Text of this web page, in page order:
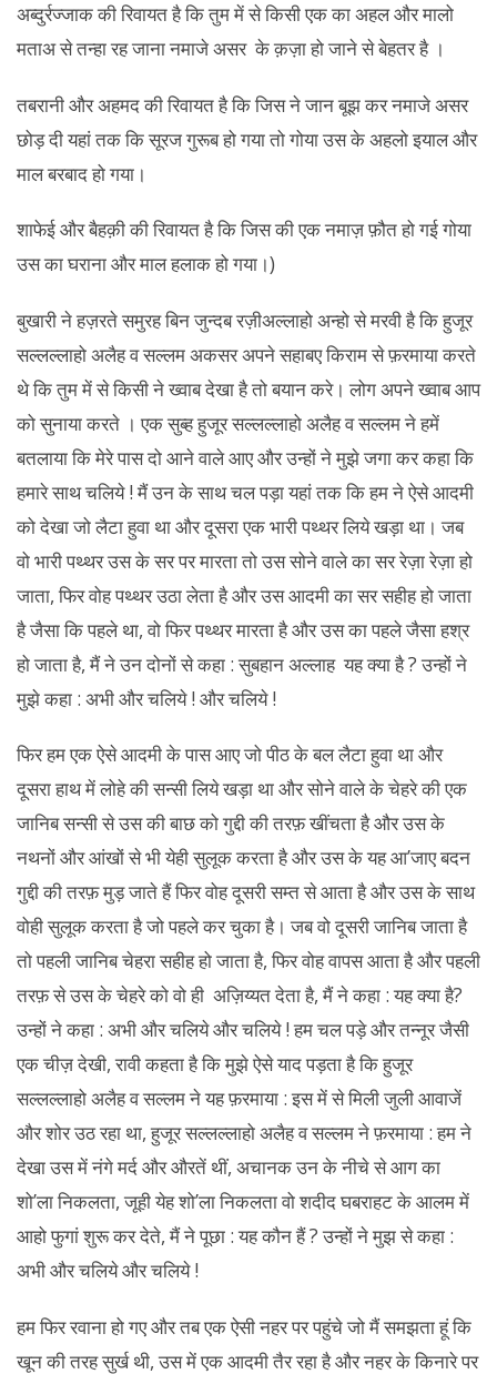
अब्दुर्रज्जाक की रिवायत है कि तुम में से किसी एक का अहल और मालो
मताअ से तन्हा रह जाना नमाजे असर के क़ज़ा हो जाने से बेहतर है ।
तबरानी और अहमद की रिवायत है कि जिस ने जान बूझ कर नमाजे असर
छोड़ दी यहां तक कि सूरज गुरूब हो गया तो गोया उस के अहलो इयाल और
माल बरबाद हो गया।
शाफेई और बैहक़ी की रिवायत है कि जिस की एक नमाज़ फ़ौत हो गई गोया
उस का घराना और माल हलाक हो गया।)
बुखारी ने हज़रते समुरह बिन जुन्दब रज़ीअल्लाहो अन्हो से मरवी है कि हुजूर
सल्लल्लाहो अलैह व सल्लम अकसर अपने सहाबए किराम से फ़रमाया करते
थे कि तुम में से किसी ने ख्वाब देखा है तो बयान करे। लोग अपने ख्वाब आप
को सुनाया करते । एक सुब्ह हुजूर सल्लल्लाहो अलैह व सल्लम ने हमें
बतलाया कि मेरे पास दो आने वाले आए और उन्हों ने मुझे जगा कर कहा कि
हमारे साथ चलिये ! मैं उन के साथ चल पड़ा यहां तक कि हम ने ऐसे आदमी
को देखा जो लैटा हुवा था और दूसरा एक भारी पथ्थर लिये खड़ा था। जब
वो भारी पथ्थर उस के सर पर मारता तो उस सोने वाले का सर रेज़ा रेज़ा हो
जाता, फिर वोह पथ्थर उठा लेता है और उस आदमी का सर सहीह हो जाता
है जैसा कि पहले था, वो फिर पथ्थर मारता है और उस का पहले जैसा हश्र
हो जाता है, मैं ने उन दोनों से कहा : सुबहान अल्लाह यह क्या है ? उन्हों ने
मुझे कहा : अभी और चलिये ! और चलिये !
फिर हम एक ऐसे आदमी के पास आए जो पीठ के बल लैटा हुवा था और
दूसरा हाथ में लोहे की सन्सी लिये खड़ा था और सोने वाले के चेहरे की एक
जानिब सन्सी से उस की बाछ को गुद्दी की तरफ़ खींचता है और उस के
नथनों और आंखों से भी येही सुलूक करता है और उस के यह आ’जाए बदन
गुद्दी की तरफ़ मुड़ जाते हैं फिर वोह दूसरी सम्त से आता है और उस के साथ
वोही सुलूक करता है जो पहले कर चुका है। जब वो दूसरी जानिब जाता है
तो पहली जानिब चेहरा सहीह हो जाता है, फिर वोह वापस आता है और पहली
तरफ़ से उस के चेहरे को वो ही अज़िय्यत देता है, मैं ने कहा : यह क्या है?
उन्हों ने कहा : अभी और चलिये और चलिये ! हम चल पड़े और तन्नूर जैसी
एक चीज़ देखी, रावी कहता है कि मुझे ऐसे याद पड़ता है कि हुजूर
सल्लल्लाहो अलैह व सल्लम ने यह फ़रमाया : इस में से मिली जुली आवाजें
और शोर उठ रहा था, हुजूर सल्लल्लाहो अलैह व सल्लम ने फ़रमाया : हम ने
देखा उस में नंगे मर्द और औरतें थीं, अचानक उन के नीचे से आग का
शो’ला निकलता, जूही येह शो’ला निकलता वो शदीद घबराहट के आलम में
आहो फुगां शुरू कर देते, मैं ने पूछा : यह कौन हैं ? उन्हों ने मुझ से कहा :
अभी और चलिये और चलिये !
हम फिर रवाना हो गए और तब एक ऐसी नहर पर पहुंचे जो मैं समझता हूं कि
खून की तरह सुर्ख थी, उस में एक आदमी तैर रहा है और नहर के किनारे पर